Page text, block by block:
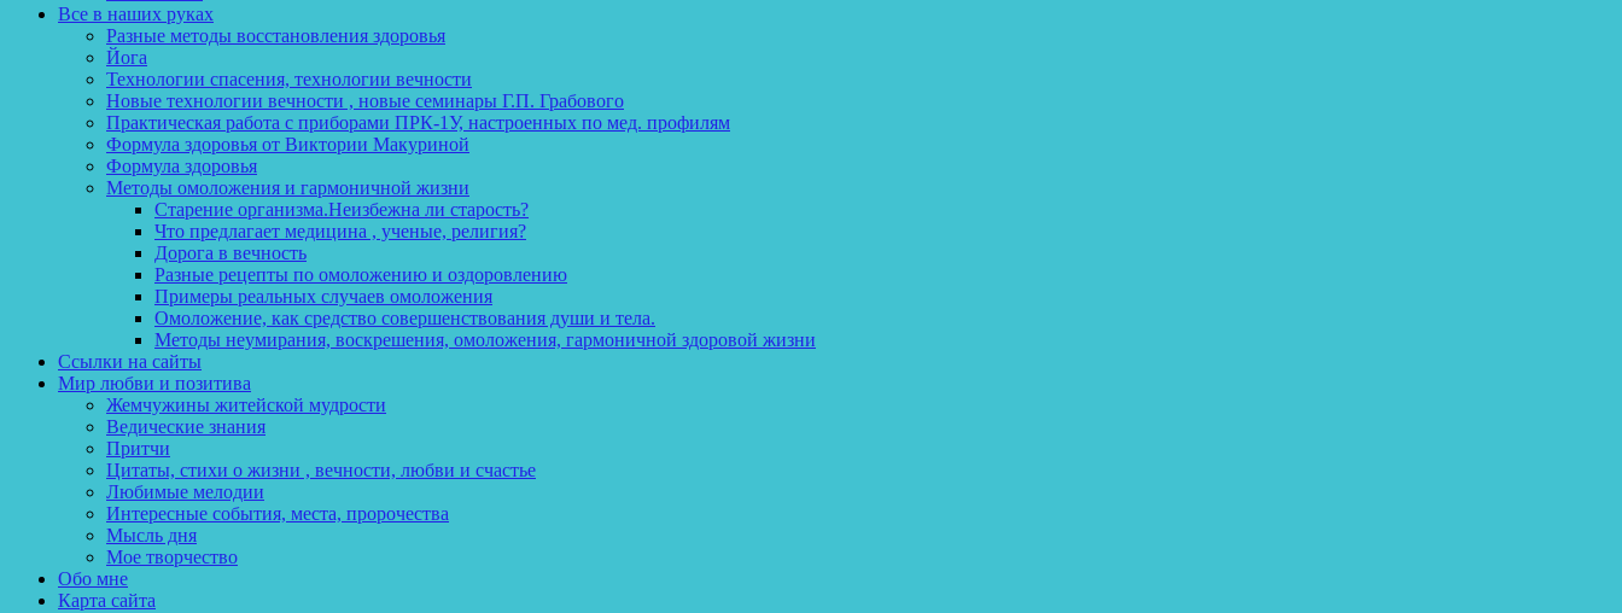
Все в наших руках
Разные методы восстановления здоровья
Йога
Технологии спасения, технологии вечности
Новые технологии вечности , новые семинары Г.П. Грабового
Практическая работа с приборами ПРК-1У, настроенных по мед. профилям
Формула здоровья от Виктории Макуриной
Формула здоровья
Методы омоложения и гармоничной жизни
Старение организма.Неизбежна ли старость?
Что предлагает медицина , ученые, религия?
Дорога в вечность
Разные рецепты по омоложению и оздоровлению
Примеры реальных случаев омоложения
Омоложение, как средство совершенствования души и тела.
Методы неумирания, воскрешения, омоложения, гармоничной здоровой жизни
Ссылки на сайты
Мир любви и позитива
Жемчужины житейской мудрости
Ведические знания
Притчи
Цитаты, стихи о жизни , вечности, любви и счастье
Любимые мелодии
Интересные события, места, пророчества
Мысль дня
Мое творчество
Обо мне
Карта сайта